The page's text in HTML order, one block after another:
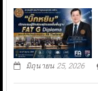
มิถุนายน 25, 2026